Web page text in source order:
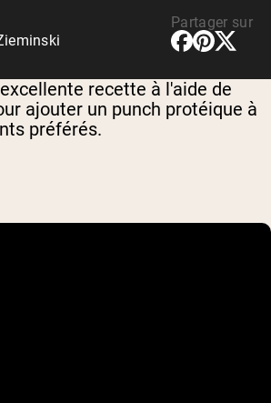
Shop All Protéines Véganes
Partager sur
recette à l'aide de
ajouter un punch protéique à
préférés.